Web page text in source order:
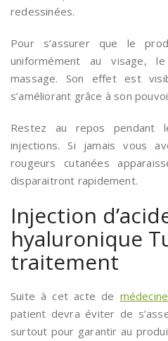
redessinées.
Pour s’assurer que le
uniformément au visage,
massage. Son effet est
s’améliorant grâce à son
Restez au repos pendant
injections. Si jamais vous
rougeurs cutanées
disparaitront rapidement.
Injection
hyaluronique
traitement
Suite à cet acte de
patient devra éviter de
surtout pour garantir au